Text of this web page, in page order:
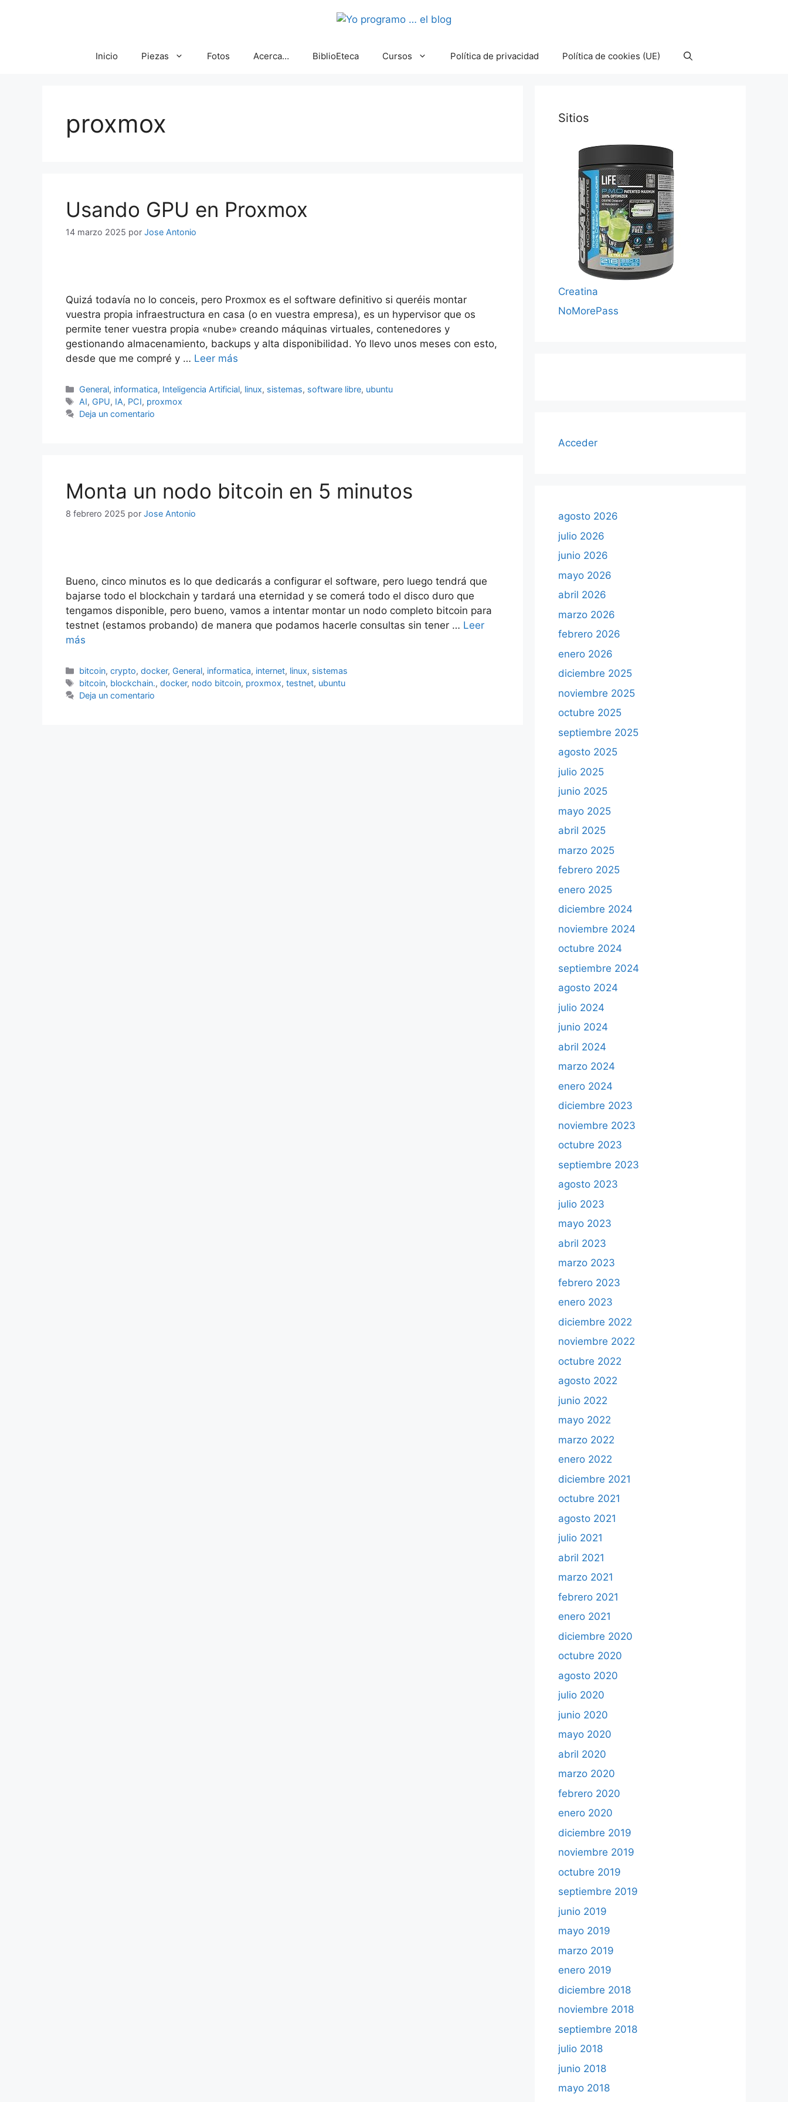
Inicio Piezas Fotos Acerca… BiblioEteca Cursos Política de privacidad Política de cookies (UE)
proxmox
Usando GPU en Proxmox
14 marzo 2025 por Jose Antonio
Quizá todavía no lo conceis, pero Proxmox es el software definitivo si queréis montar
vuestra propia infraestructura en casa (o en vuestra empresa), es un hypervisor que os
permite tener vuestra propia «nube» creando máquinas virtuales, contenedores y
gestionando almacenamiento, backups y alta disponibilidad. Yo llevo unos meses con esto,
desde que me compré y … Leer más
Categorías
General, informatica, Inteligencia Artificial, linux, sistemas, software libre, ubuntu
Etiquetas
AI, GPU, IA, PCI, proxmox
Deja un comentario
Monta un nodo bitcoin en 5 minutos
8 febrero 2025 por Jose Antonio
Bueno, cinco minutos es lo que dedicarás a configurar el software, pero luego tendrá que
bajarse todo el blockchain y tardará una eternidad y se comerá todo el disco duro que
tengamos disponible, pero bueno, vamos a intentar montar un nodo completo bitcoin para
testnet (estamos probando) de manera que podamos hacerle consultas sin tener … Leer
más
Categorías
bitcoin,crypto,docker, General, informatica, internet, linux, sistemas
Etiquetas
bitcoin, blockchain.,docker, nodo bitcoin, proxmox,testnet, ubuntu
Deja un comentario
Sitios
Creatina
NoMorePass
Acceder
agosto 2026
julio 2026
junio 2026
mayo 2026
abril 2026
marzo 2026
febrero 2026
enero 2026
diciembre 2025
noviembre 2025
octubre 2025
septiembre 2025
agosto 2025
julio 2025
junio 2025
mayo 2025
abril 2025
marzo 2025
febrero 2025
enero 2025
diciembre 2024
noviembre 2024
octubre 2024
septiembre 2024
agosto 2024
julio 2024
junio 2024
abril 2024
marzo 2024
enero 2024
diciembre 2023
noviembre 2023
octubre 2023
septiembre 2023
agosto 2023
julio 2023
mayo 2023
abril 2023
marzo 2023
febrero 2023
enero 2023
diciembre 2022
noviembre 2022
octubre 2022
agosto 2022
junio 2022
mayo 2022
marzo 2022
enero 2022
diciembre 2021
octubre 2021
agosto 2021
julio 2021
abril 2021
marzo 2021
febrero 2021
enero 2021
diciembre 2020
octubre 2020
agosto 2020
julio 2020
junio 2020
mayo 2020
abril 2020
marzo 2020
febrero 2020
enero 2020
diciembre 2019
noviembre 2019
octubre 2019
septiembre 2019
junio 2019
mayo 2019
marzo 2019
enero 2019
diciembre 2018
noviembre 2018
septiembre 2018
julio 2018
junio 2018
mayo 2018